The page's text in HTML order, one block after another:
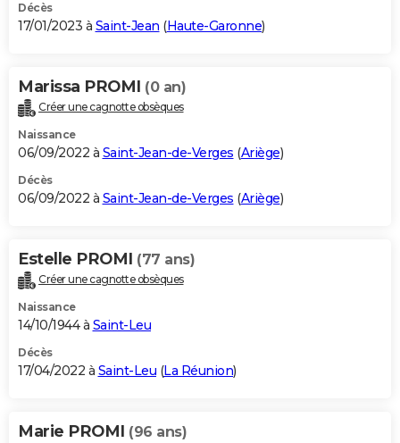
Décès
17/01/2023 à Saint-Jean (Haute-Garonne)
Marissa PROMI (0 an)
Créer une cagnotte obsèques
Naissance
06/09/2022 à Saint-Jean-de-Verges (Ariège)
Décès
06/09/2022 à Saint-Jean-de-Verges (Ariège)
Estelle PROMI (77 ans)
Créer une cagnotte obsèques
Naissance
14/10/1944 à Saint-Leu
Décès
17/04/2022 à Saint-Leu (La Réunion)
Marie PROMI (96 ans)